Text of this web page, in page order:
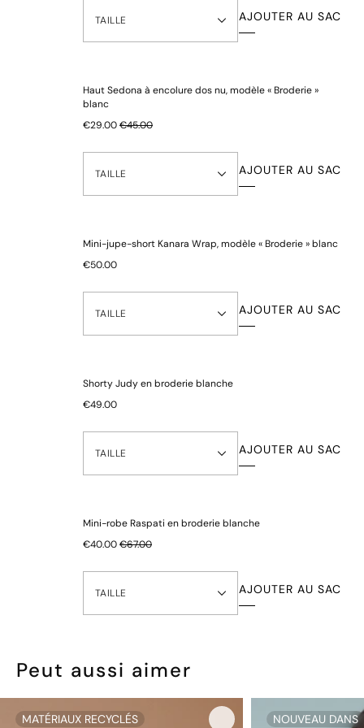
TAILLE AJOUTER AU SAC
Haut Sedona à encolure dos nu, modèle « Broderie »
blanc
€29.00€45.00
TAILLE AJOUTER AU SAC
Mini-jupe-short Kanara Wrap, modèle « Broderie » blanc
€50.00
TAILLE AJOUTER AU SAC
Shorty Judy en broderie blanche
€49.00
TAILLE AJOUTER AU SAC
Mini-robe Raspati en broderie blanche
€40.00€67.00
€40.00
TAILLE AJOUTER AU SAC
Peut aussi aimer
MATÉRIAUX RECYCLÉS NOUVEAU DANS